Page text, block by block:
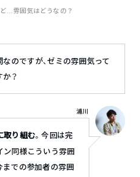
…雰囲気はどうなの？
のですが、ゼミの雰囲気って
？
取り組む。今回は完
ン同様こういう雰囲
までの参加者の雰囲
浦川